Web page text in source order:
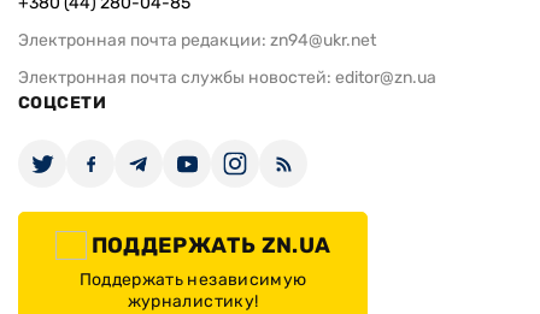
Электронная почта редакции: zn94@ukr.net
Электронная почта службы новостей: editor@zn.ua
СОЦСЕТИ
ПОДДЕРЖАТЬ ZN.UA
Поддержать независимую
журналистику!